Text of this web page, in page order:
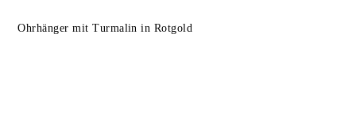
Ohrhänger mit Turmalin in Rotgold